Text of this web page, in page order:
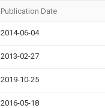
Publication Date
2014-06-04
2013-02-27
2019-10-25
2016-05-18